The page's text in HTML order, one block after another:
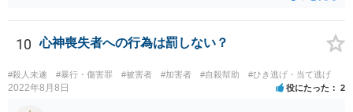
しますが・・・ それでもどうしても気になるようなら、弁護士に予約
取って相談すべきです。 正直、今後こういうことをしないよう気を付
けて、あとは警察が来たり民事訴訟の訴状等が家に届いたらその時考
えるしかないように思います。
10 心神喪失者への行為は罰しない？
#殺人未遂 #暴行・傷害罪 #被害者 #加害者 #自殺幇助 #ひき逃げ・当て逃げ
2022年8月8日 役にたった 2